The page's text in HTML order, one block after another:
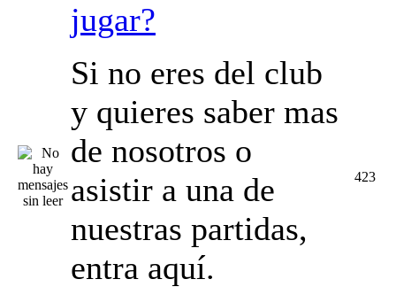
jugar?
Si no eres del club
y quieres saber mas
de nosotros o
asistir a una de
nuestras partidas,
entra aquí.
423